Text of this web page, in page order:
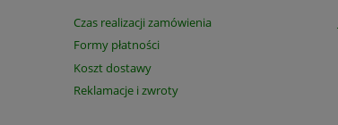
Czas realizacji zamówienia
Formy płatności
Koszt dostawy
Reklamacje i zwroty